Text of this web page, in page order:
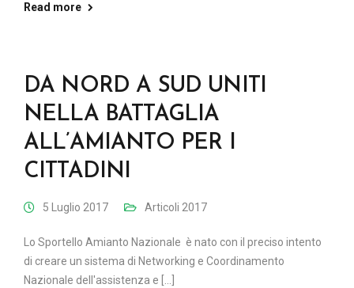
Read more
DA NORD A SUD UNITI
NELLA BATTAGLIA
ALL’AMIANTO PER I
CITTADINI
5 Luglio 2017 Articoli 2017
Lo Sportello Amianto Nazionale è nato con il preciso intento
di creare un sistema di Networking e Coordinamento
Nazionale dell'assistenza e [...]